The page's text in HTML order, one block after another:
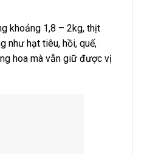
khoảng 1,8 – 2kg, thịt
như hạt tiêu, hồi, quế,
hoa mà vẫn giữ được vị